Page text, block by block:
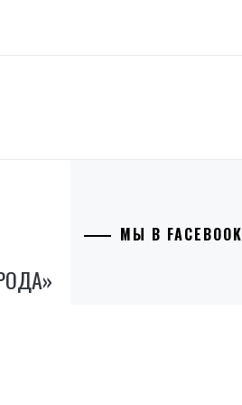
МЫ В FACEBOOK